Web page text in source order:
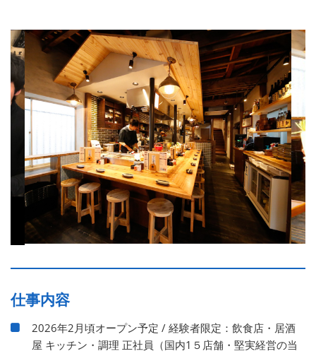
仕事内容
2026年2月頃オープン予定 / 経験者限定：飲食店・居酒
屋 キッチン・調理 正社員（国内1５店舗・堅実経営の当